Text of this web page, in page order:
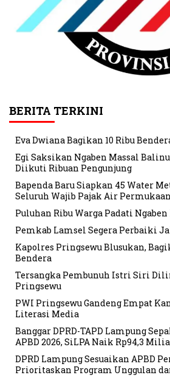
BERITA TERKINI
Eva Dwiana Bagikan 10 Ribu
Egi Saksikan Ngaben Massal
Diikuti Ribuan Pengunjung
Bapenda Baru Siapkan 45 Water
Seluruh Wajib Pajak Air
Puluhan Ribu Warga Padati
Pemkab Lamsel Segera Perbaiki
Kapolres Pringsewu Blusukan,
Bendera
Tersangka Pembunuh Istri Siri
Pringsewu
PWI Pringsewu Gandeng Empat
Literasi Media
Banggar DPRD-TAPD Lampung
APBD 2026, SiLPA Naik Rp94,3
DPRD Lampung Sesuaikan APBD
Prioritaskan Program Unggulan